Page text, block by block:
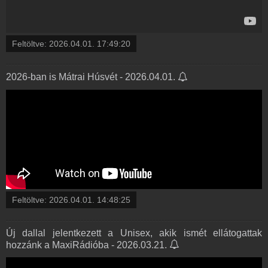
Feltöltve: 2026.04.01. 17:49:20
2026-ban is Mátrai Húsvét - 2026.04.01.
Feltöltve: 2026.04.01. 14:48:25
Új dallal jelentkezett a Unisex, akik ismét ellátogattak
hozzánk a MaxiRádióba - 2026.03.21.